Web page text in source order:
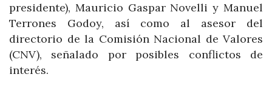
presidente), Mauricio Gaspar Novelli y Manuel
Terrones Godoy, así como al asesor del
directorio de la Comisión Nacional de Valores
(CNV), señalado por posibles conflictos de
interés.